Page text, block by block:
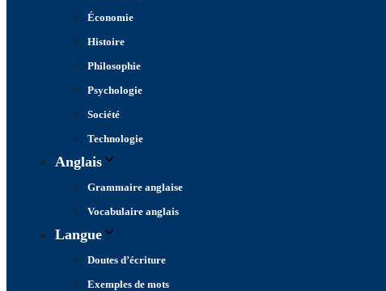
Économie
Histoire
Philosophie
Psychologie
Société
Technologie
Anglais
Grammaire anglaise
Vocabulaire anglais
Langue
Doutes d’écriture
Exemples de mots